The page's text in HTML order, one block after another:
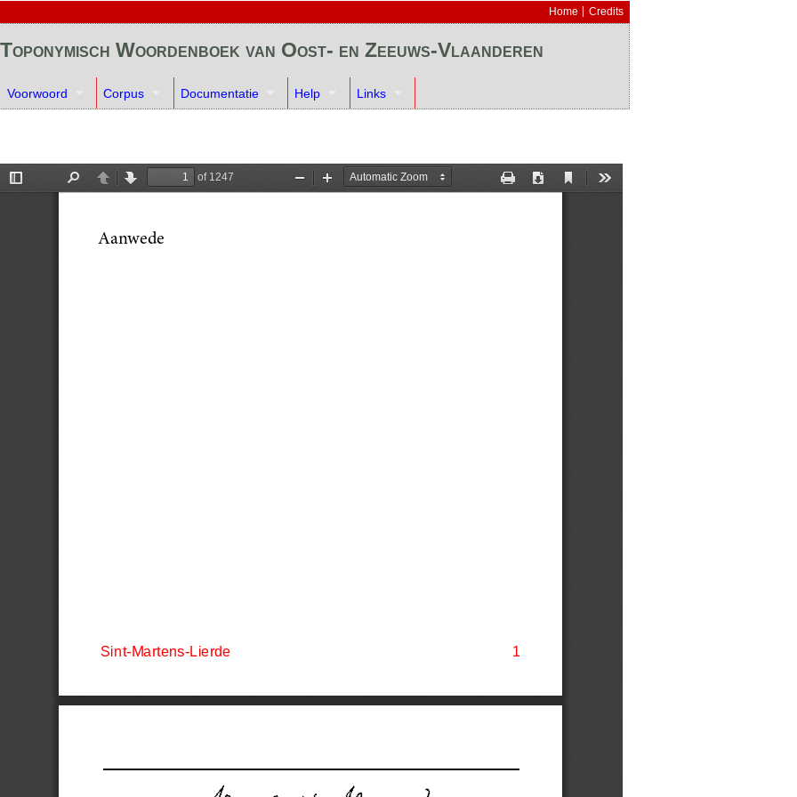
Home Credits
Toponymisch Woordenboek van Oost- en Zeeuws-Vlaanderen
Voorwoord Corpus Documentatie Help Links